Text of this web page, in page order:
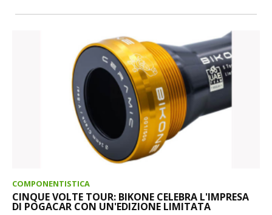
COMPONENTISTICA
CINQUE VOLTE TOUR: BIKONE CELEBRA L'IMPRESA
DI POGACAR CON UN'EDIZIONE LIMITATA